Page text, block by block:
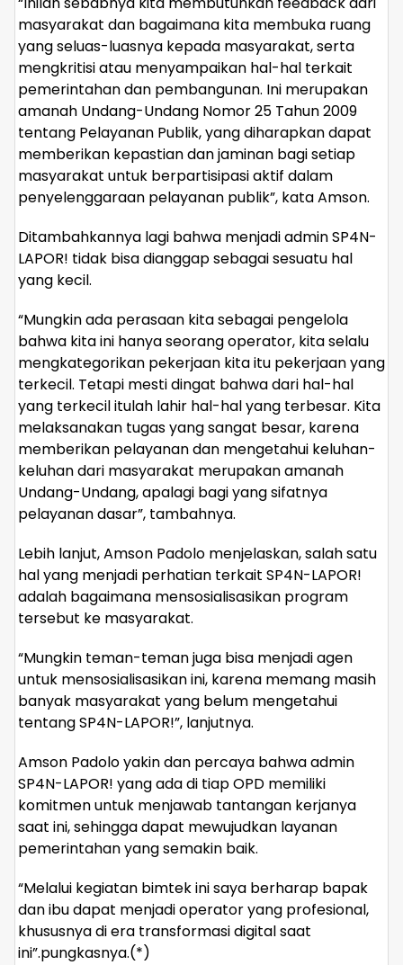
masyarakat dan bagaimana kita membuka ruang
yang seluas-luasnya kepada masyarakat, serta
mengkritisi atau menyampaikan hal-hal terkait
pemerintahan dan pembangunan. Ini merupakan
amanah Undang-Undang Nomor 25 Tahun 2009
tentang Pelayanan Publik, yang diharapkan dapat
memberikan kepastian dan jaminan bagi setiap
masyarakat untuk berpartisipasi aktif dalam
penyelenggaraan pelayanan publik”, kata Amson.
Ditambahkannya lagi bahwa menjadi admin SP4N-
LAPOR! tidak bisa dianggap sebagai sesuatu hal
yang kecil.
“Mungkin ada perasaan kita sebagai pengelola
bahwa kita ini hanya seorang operator, kita selalu
mengkategorikan pekerjaan kita itu pekerjaan yang
terkecil. Tetapi mesti dingat bahwa dari hal-hal
yang terkecil itulah lahir hal-hal yang terbesar. Kita
melaksanakan tugas yang sangat besar, karena
memberikan pelayanan dan mengetahui keluhan-
keluhan dari masyarakat merupakan amanah
Undang-Undang, apalagi bagi yang sifatnya
pelayanan dasar”, tambahnya.
Lebih lanjut, Amson Padolo menjelaskan, salah satu
hal yang menjadi perhatian terkait SP4N-LAPOR!
adalah bagaimana mensosialisasikan program
tersebut ke masyarakat.
“Mungkin teman-teman juga bisa menjadi agen
untuk mensosialisasikan ini, karena memang masih
banyak masyarakat yang belum mengetahui
tentang SP4N-LAPOR!”, lanjutnya.
Amson Padolo yakin dan percaya bahwa admin
SP4N-LAPOR! yang ada di tiap OPD memiliki
komitmen untuk menjawab tantangan kerjanya
saat ini, sehingga dapat mewujudkan layanan
pemerintahan yang semakin baik.
“Melalui kegiatan bimtek ini saya berharap bapak
dan ibu dapat menjadi operator yang profesional,
khususnya di era transformasi digital saat
ini”.pungkasnya.(*)